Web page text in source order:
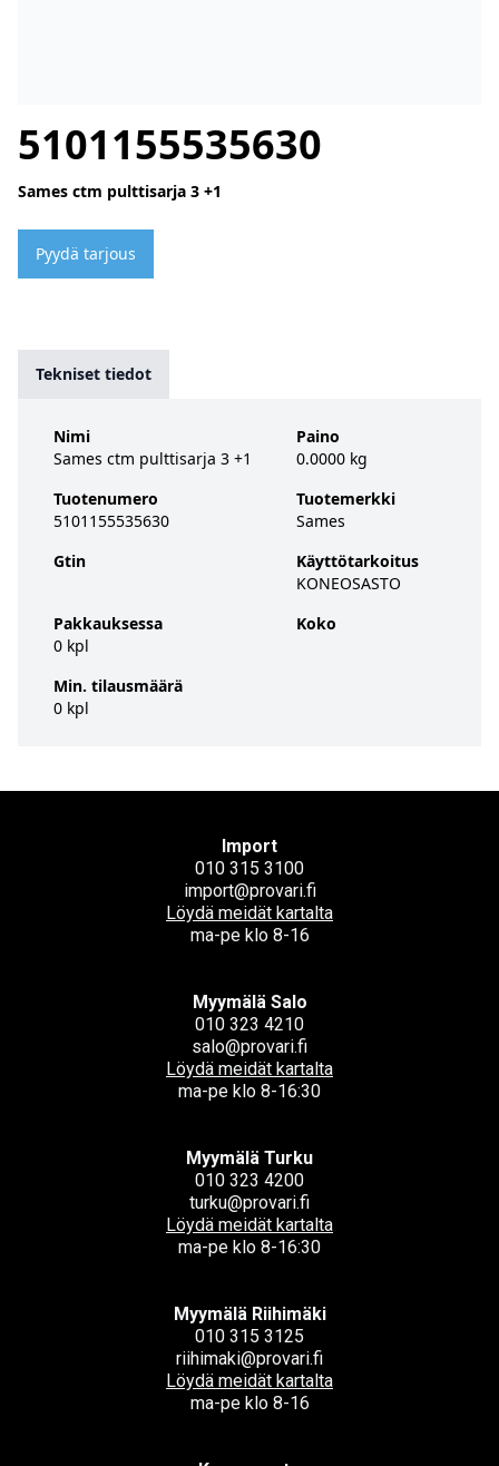
5101155535630
Sames ctm pulttisarja 3 +1
Pyydä tarjous
Tekniset tiedot
Nimi
Sames ctm pulttisarja 3 +1
Tuotenumero
5101155535630
Gtin
Pakkauksessa
0 kpl
Min. tilausmäärä
0 kpl
Paino
0.0000 kg
Tuotemerkki
Sames
Käyttötarkoitus
KONEOSASTO
Koko
Import
010 315 3100
import@provari.fi
Löydä meidät kartalta
ma-pe klo 8-16
Myymälä Salo
010 323 4210
salo@provari.fi
Löydä meidät kartalta
ma-pe klo 8-16:30
Myymälä Turku
010 323 4200
turku@provari.fi
Löydä meidät kartalta
ma-pe klo 8-16:30
Myymälä Riihimäki
010 315 3125
riihimaki@provari.fi
Löydä meidät kartalta
ma-pe klo 8-16